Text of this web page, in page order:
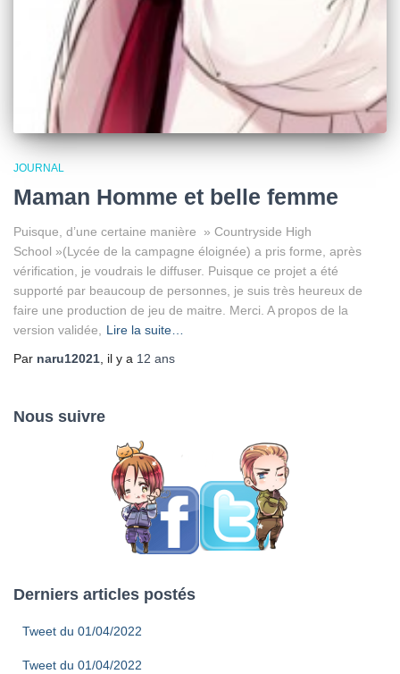
JOURNAL
Maman Homme et belle femme
Puisque, d’une certaine manière » Countryside High
School »(Lycée de la campagne éloignée) a pris forme, après
vérification, je voudrais le diffuser. Puisque ce projet a été
supporté par beaucoup de personnes, je suis très heureux de
faire une production de jeu de maitre. Merci. A propos de la
version validée,
Lire la suite…
Par naru12021 , il y a 12 ans
Nous suivre
Derniers articles postés
Tweet du 01/04/2022
Tweet du 01/04/2022